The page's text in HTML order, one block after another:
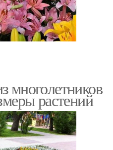
многолетников
растений